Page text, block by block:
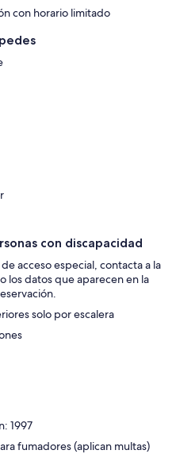
con horario limitado
con discapacidad
acceso especial, contacta a la
los datos que aparecen en la
solo por escalera
1997
fumadores (aplican multas)